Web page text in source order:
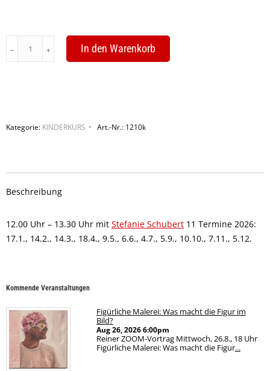
Stefanie
In den Warenkorb
Kategorie: KINDERKURS Art.-Nr.: 1210k
Beschreibung
12.00 Uhr – 13.30 Uhr mit Stefanie Schubert 11 Termine 2026:
17.1., 14.2., 14.3., 18.4., 9.5., 6.6., 4.7., 5.9., 10.10., 7.11., 5.12.
Kommende Veranstaltungen
Figürliche Malerei: Was macht die Figur im
Bild?
Aug 26, 20266:00pm
Reiner ZOOM-Vortrag Mittwoch, 26.8., 18 Uhr
Figürliche Malerei: Was macht die Figur...